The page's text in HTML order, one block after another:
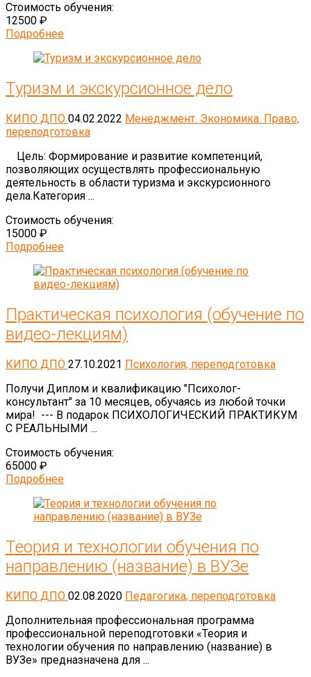
Стоимость обучения:
12500 ₽
Подробнее
Туризм и экскурсионное дело
КИПО ДПО 04.02.2022 Менеджмент. Экономика. Право,
переподготовка
Цель: Формирование и развитие компетенций,
позволяющих осуществлять профессиональную
деятельность в области туризма и экскурсионного
дела.Категория ...
Стоимость обучения:
15000 ₽
Подробнее
Практическая психология (обучение по
видео-лекциям)
КИПО ДПО 27.10.2021 Психология, переподготовка
Получи Диплом и квалификацию "Психолог-
консультант" за 10 месяцев, обучаясь из любой точки
мира! --- В подарок ПСИХОЛОГИЧЕСКИЙ ПРАКТИКУМ
С РЕАЛЬНЫМИ ...
Стоимость обучения:
65000 ₽
Подробнее
Теория и технологии обучения по
направлению (название) в ВУЗе
КИПО ДПО 02.08.2020 Педагогика, переподготовка
Дополнительная профессиональная программа
профессиональной переподготовки «Теория и
технологии обучения по направлению (название) в
ВУЗе» предназначена для ...